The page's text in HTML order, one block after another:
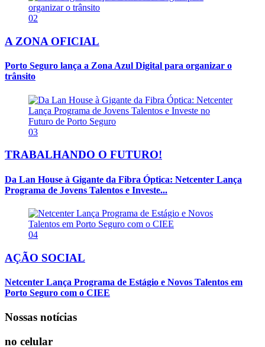
02
A ZONA OFICIAL
Porto Seguro lança a Zona Azul Digital para organizar o
trânsito
03
TRABALHANDO O FUTURO!
Da Lan House à Gigante da Fibra Óptica: Netcenter Lança
Programa de Jovens Talentos e Investe...
04
AÇÃO SOCIAL
Netcenter Lança Programa de Estágio e Novos Talentos em
Porto Seguro com o CIEE
Nossas notícias
no celular